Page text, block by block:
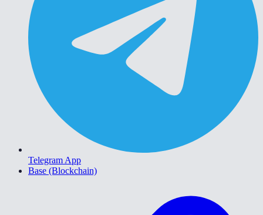
Telegram App
Base (Blockchain)